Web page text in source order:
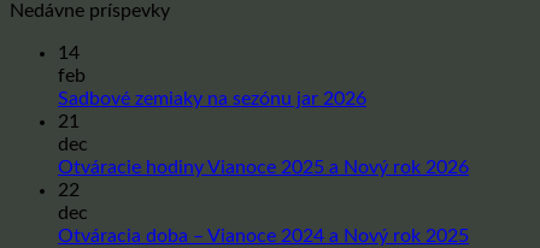
Nedávne príspevky
14
feb
Sadbové zemiaky na sezónu jar 2026Žiadne
Sadbové
sezónu
21
dec
Otváracie hodiny Vianoce 2025 a Nový rok 2026Žiadne
22
dec
Otváracia doba – Vianoce 2024 a Nový rok 2025Žiadne